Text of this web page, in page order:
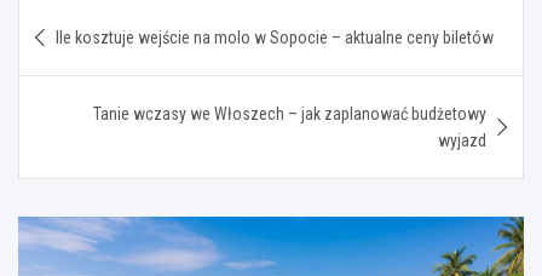
wpisu
Ile kosztuje wejście na molo w Sopocie – aktualne ceny biletów
Tanie wczasy we Włoszech – jak zaplanować budżetowy
wyjazd